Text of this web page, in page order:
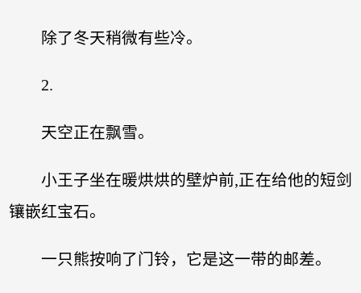
除了冬天稍微有些冷。
2.
天空正在飘雪。
小王子坐在暖烘烘的壁炉前,正在给他的短剑
镶嵌红宝石。
一只熊按响了门铃，它是这一带的邮差。